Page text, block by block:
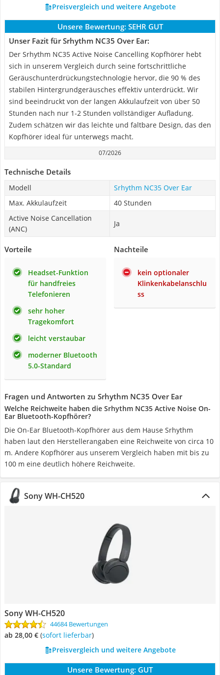
Preisvergleich und weitere Angebote
Unsere Bewertung: SEHR GUT
Unser Fazit für Srhythm NC35 Over Ear:
Der Srhythm NC35 Active Noise Cancelling Kopfhörer hebt
sich in unserem Vergleich durch seine fortschrittliche
Geräuschunterdrückungstechnologie hervor, die 90 % des
stabilen Hintergrundgeräusches effektiv unterdrückt. Wir
sind beeindruckt von der langen Akkulaufzeit von über 50
Stunden nach nur 1-2 Stunden vollständiger Aufladung.
Zudem schätzen wir das leichte und faltbare Design, das den
Kopfhörer ideal für unterwegs macht.
07/2026
Technische Details
Modell
Srhythm NC35 Over Ear
Max. Akkulaufzeit
40 Stunden
Active Noise Cancellation
(ANC)
Ja
Vorteile
Headset-Funktion
für handfreies
Telefonieren
sehr hoher
Tragekomfort
leicht verstaubar
moderner Bluetooth
5.0-Standard
Nachteile
kein optionaler
Klinkenkabelanschlu
ss
Fragen und Antworten zu Srhythm NC35 Over Ear
Welche Reichweite haben die Srhythm NC35 Active Noise On-
Ear Bluetooth-Kopfhörer?
Die On-Ear Bluetooth-Kopfhörer aus dem Hause Srhythm
haben laut den Herstellerangaben eine Reichweite von circa 10
m. Andere Kopfhörer aus unserem Vergleich haben mit bis zu
100 m eine deutlich höhere Reichweite.
Sony WH-CH520
Sony WH-CH520
44684 Bewertungen
ab 28,00 € ( Sofort lieferbar)
Preisvergleich und weitere Angebote
Unsere Bewertung: GUT